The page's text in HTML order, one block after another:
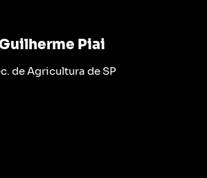
Piai
de Agricultura de SP